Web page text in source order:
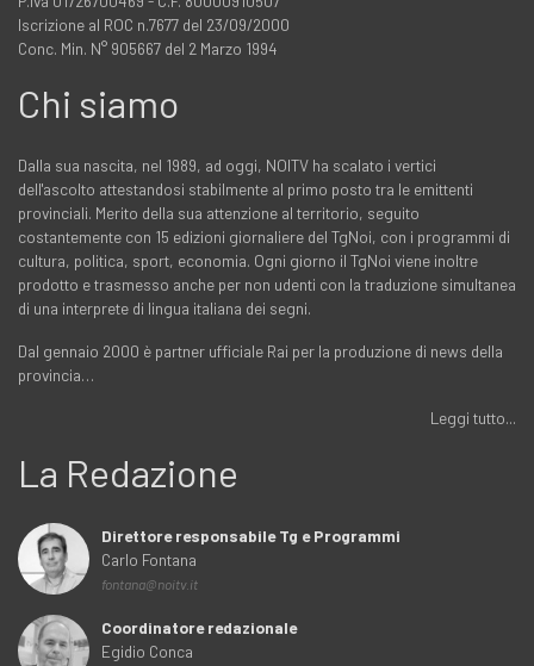
Iscrizione al ROC n.7677 del 23/09/2000
Conc. Min. N° 905667 del 2 Marzo 1994
Chi siamo
Dalla sua nascita, nel 1989, ad oggi, NOITV ha scalato i vertici
dell'ascolto attestandosi stabilmente al primo posto tra le emittenti
provinciali. Merito della sua attenzione al territorio, seguito
costantemente con 15 edizioni giornaliere del TgNoi, con i programmi di
cultura, politica, sport, economia. Ogni giorno il TgNoi viene inoltre
prodotto e trasmesso anche per non udenti con la traduzione simultanea
di una interprete di lingua italiana dei segni.
Dal gennaio 2000 è partner ufficiale Rai per la produzione di news della
provincia…
Leggi tutto...
La Redazione
Direttore responsabile Tg e Programmi
Carlo Fontana
fontana@noitv.it
Coordinatore redazionale
Egidio Conca